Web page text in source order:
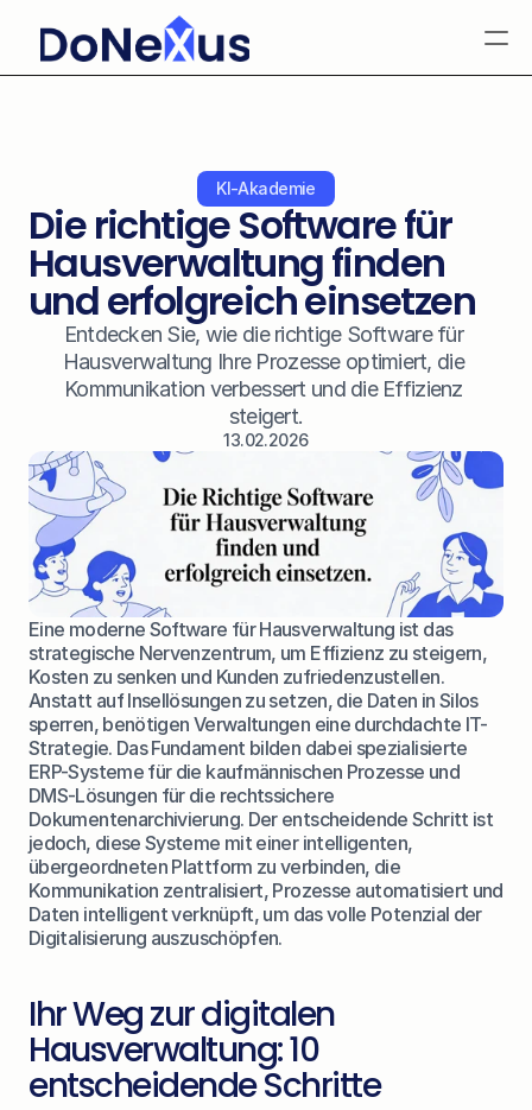
Select Language
German
KI-Akademie
Die richtige Software für
Hausverwaltung finden
und erfolgreich einsetzen
Entdecken Sie, wie die richtige Software für
Hausverwaltung Ihre Prozesse optimiert, die
Kommunikation verbessert und die Effizienz
steigert.
13.02.2026
Eine moderne Software für Hausverwaltung ist das
strategische Nervenzentrum, um Effizienz zu steigern,
Kosten zu senken und Kunden zufriedenzustellen.
Anstatt auf Insellösungen zu setzen, die Daten in Silos
sperren, benötigen Verwaltungen eine durchdachte IT-
Strategie. Das Fundament bilden dabei spezialisierte
ERP-Systeme für die kaufmännischen Prozesse und
DMS-Lösungen für die rechtssichere
Dokumentenarchivierung. Der entscheidende Schritt ist
jedoch, diese Systeme mit einer intelligenten,
übergeordneten Plattform zu verbinden, die
Kommunikation zentralisiert, Prozesse automatisiert und
Daten intelligent verknüpft, um das volle Potenzial der
Digitalisierung auszuschöpfen.
Ihr Weg zur digitalen
Hausverwaltung: 10
entscheidende Schritte